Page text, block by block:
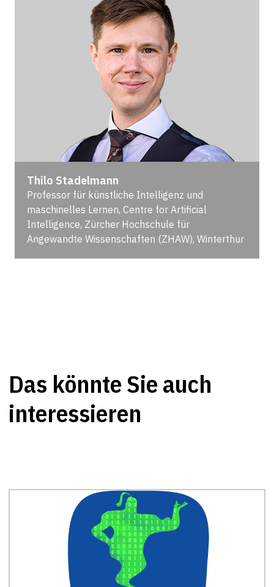
Thilo Stadelmann
Professor für künstliche Intelligenz und
maschinelles Lernen, Centre for Artificial
Intelligence, Zürcher Hochschule für
Angewandte Wissenschaften (ZHAW), Winterthur
Das könnte Sie auch
interessieren